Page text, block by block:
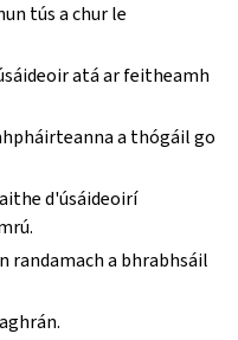
tús a chur le
atá ar feitheamh
a thógáil go
d'úsáideoirí
randamach a bhrabhsáil